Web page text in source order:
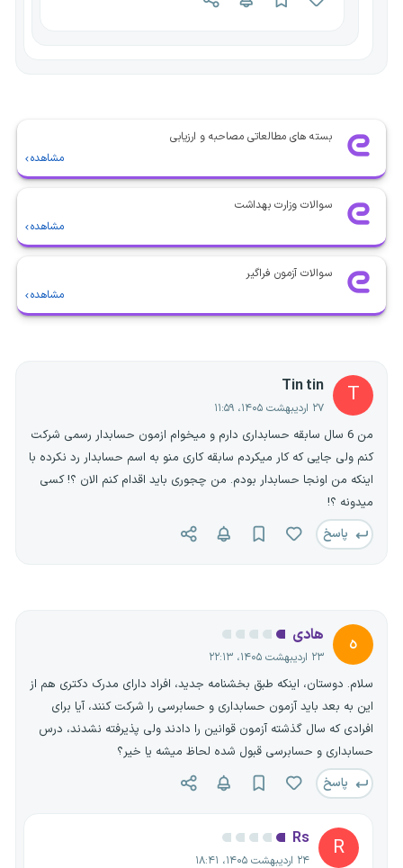
بسته های مطالعاتی مصاحبه و ارزیابی
مشاهده
سوالات وزارت بهداشت
مشاهده
سوالات آزمون فراگیر
مشاهده
T
Tin tin
۲۷ اردیبهشت ۱۴۰۵، ۱۱:۵۹
من 6 سال سابقه حسابداری دارم و میخوام ازمون حسابدار رسمی شرکت
کنم ولی جایی که کار میکردم سابقه کاری منو به اسم حسابدار رد نکرده با
اینکه من اونجا حسابدار بودم. من چجوری باید اقدام کنم الان ؟! کسی
میدونه ؟!
پاسخ
ه هادی
۲۳ اردیبهشت ۱۴۰۵، ۲۲:۱۳
سلام. دوستان، اینکه طبق بخشنامه جدید، افراد دارای مدرک دکتری هم از
این به بعد باید آزمون حسابداری و حسابرسی را شرکت کنند، آیا برای
افرادی که سال گذشته آزمون قوانین را دادند ولی پذیرفته نشدند، درس
حسابداری و حسابرسی قبول شده لحاظ میشه یا خیر؟
پاسخ
R
Rs
۲۴ اردیبهشت ۱۴۰۵، ۱۸:۴۱